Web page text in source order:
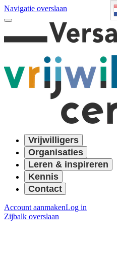
Navigatie overslaan
Vrijwilligers
Organisaties
Leren & inspireren
Kennis
Contact
Account aanmakenLog in
Zijbalk overslaan